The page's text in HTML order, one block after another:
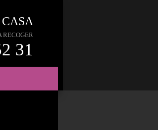
RECOGER
31